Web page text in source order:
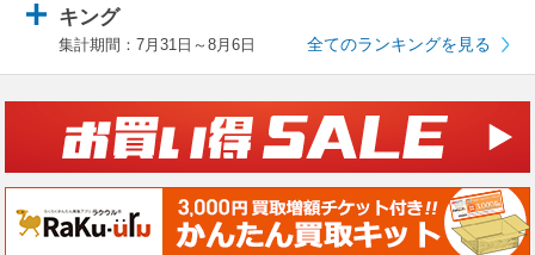
キング
集計期間：7月31日～8月6日 全てのランキングを見る